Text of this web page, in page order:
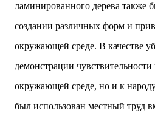
ламинированного дерева также
создании различных форм и
окружающей среде. В качестве
демонстрации чувствительности
окружающей среде, но и к
был использован местный труд